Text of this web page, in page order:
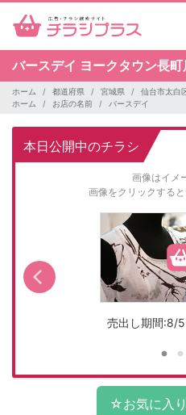
バースデイ ヨークタウン長町
ホーム 都道府県 宮城県
仙台市太白
ホーム
お店の名前 バースデイ
本日公開中のチラシ
画像はイメ
画像をクリックすると
売出し期間:8/